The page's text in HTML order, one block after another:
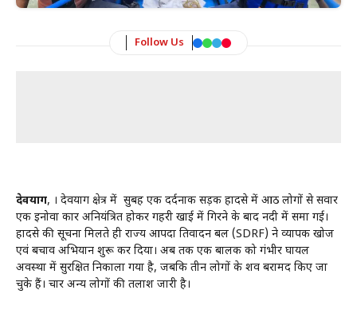
Follow Us
देवप्रयाग, । देवप्रयाग क्षेत्र में सुबह एक दर्दनाक सड़क हादसे में आठ लोगों से सवार
एक इनोवा कार अनियंत्रित होकर गहरी खाई में गिरने के बाद नदी में समा गई।
हादसे की सूचना मिलते ही राज्य आपदा प्रतिवादन बल (SDRF) ने व्यापक खोज
एवं बचाव अभियान शुरू कर दिया। अब तक एक बालक को गंभीर घायल
अवस्था में सुरक्षित निकाला गया है, जबकि तीन लोगों के शव बरामद किए जा
चुके हैं। चार अन्य लोगों की तलाश जारी है।